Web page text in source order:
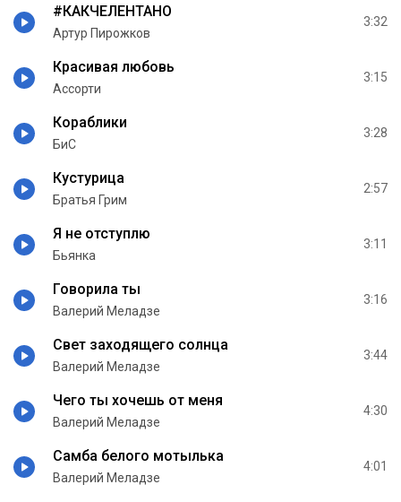
#КАКЧЕЛЕНТАНО
Артур Пирожков
3:32
Красивая любовь
Ассорти
3:15
Кораблики
БиС
3:28
Кустурица
Братья Грим
2:57
Я не отступлю
Бьянка
3:11
Говорила ты
Валерий Меладзе
3:16
Свет заходящего солнца
Валерий Меладзе
3:44
Чего ты хочешь от меня
Валерий Меладзе
4:30
Самба белого мотылька
Валерий Меладзе
4:01